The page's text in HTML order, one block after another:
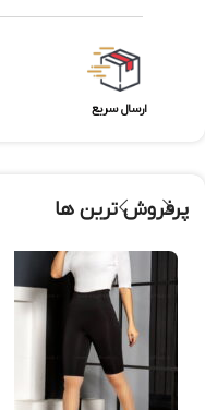
ارسال سریع
پرفروش ترین ها